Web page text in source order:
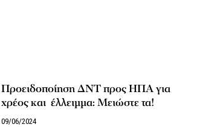
Προειδοποίηση ΔΝΤ προς ΗΠΑ για
χρέος και έλλειμμα: Μειώστε τα!
09/06/2024